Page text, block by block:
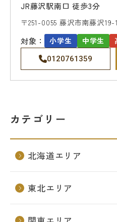
名門会note「プロが明か
ト」
資料請求・
JR藤沢駅南口 徒歩3分
〒251-0055 藤沢市南藤沢19-
対象： 小学生 中学生
0120761359
カテゴリー
北海道エリア
東北エリア